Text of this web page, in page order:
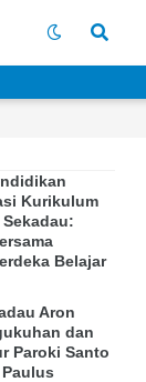
Kurikulum
Belajar
Aron
dan
Paroki Santo